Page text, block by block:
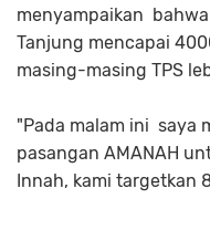
menyampaikan
Tanjung mencapai
masing-masing TPS
"Pada malam ini saya
pasangan AMANAH
Innah, kami targetkan